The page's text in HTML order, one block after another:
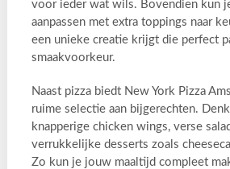
voor ieder wat wils. Bovendien kun
aanpassen met extra toppings naar
een unieke creatie krijgt die perfect
smaakvoorkeur.
Naast pizza biedt New York Pizza
ruime selectie aan bijgerechten.
knapperige chicken wings, verse
verrukkelijke desserts zoals
Zo kun je jouw maaltijd compleet